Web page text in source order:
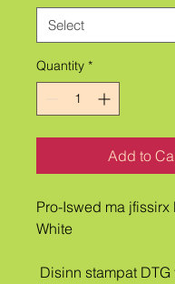
Quantity *
Add to
Pro-Iswed ma
White